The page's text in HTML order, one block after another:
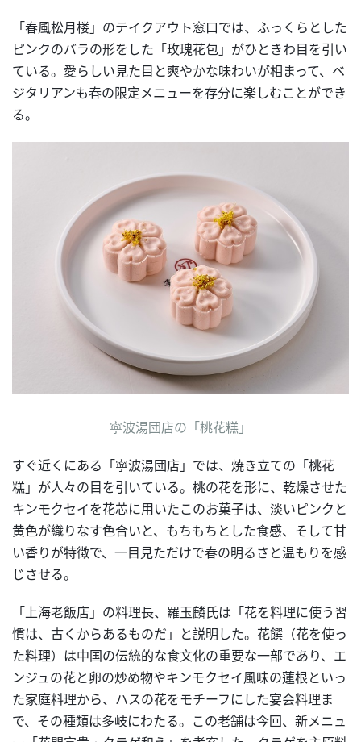
「春風松月楼」のテイクアウト窓口では、ふっくらとした
ピンクのバラの形をした「玫瑰花包」がひときわ目を引い
ている。愛らしい見た目と爽やかな味わいが相まって、ベ
ジタリアンも春の限定メニューを存分に楽しむことができ
る。
寧波湯団店の「桃花糕」
すぐ近くにある「寧波湯団店」では、焼き立ての「桃花
糕」が人々の目を引いている。桃の花を形に、乾燥させた
キンモクセイを花芯に用いたこのお菓子は、淡いピンクと
黄色が織りなす色合いと、もちもちとした食感、そして甘
い香りが特徴で、一目見ただけで春の明るさと温もりを感
じさせる。
「上海老飯店」の料理長、羅玉麟氏は「花を料理に使う習
慣は、古くからあるものだ」と説明した。花饌（花を使っ
た料理）は中国の伝統的な食文化の重要な一部であり、エ
ンジュの花と卵の炒め物やキンモクセイ風味の蓮根といっ
た家庭料理から、ハスの花をモチーフにした宴会料理ま
で、その種類は多岐にわたる。この老舗は今回、新メニュ